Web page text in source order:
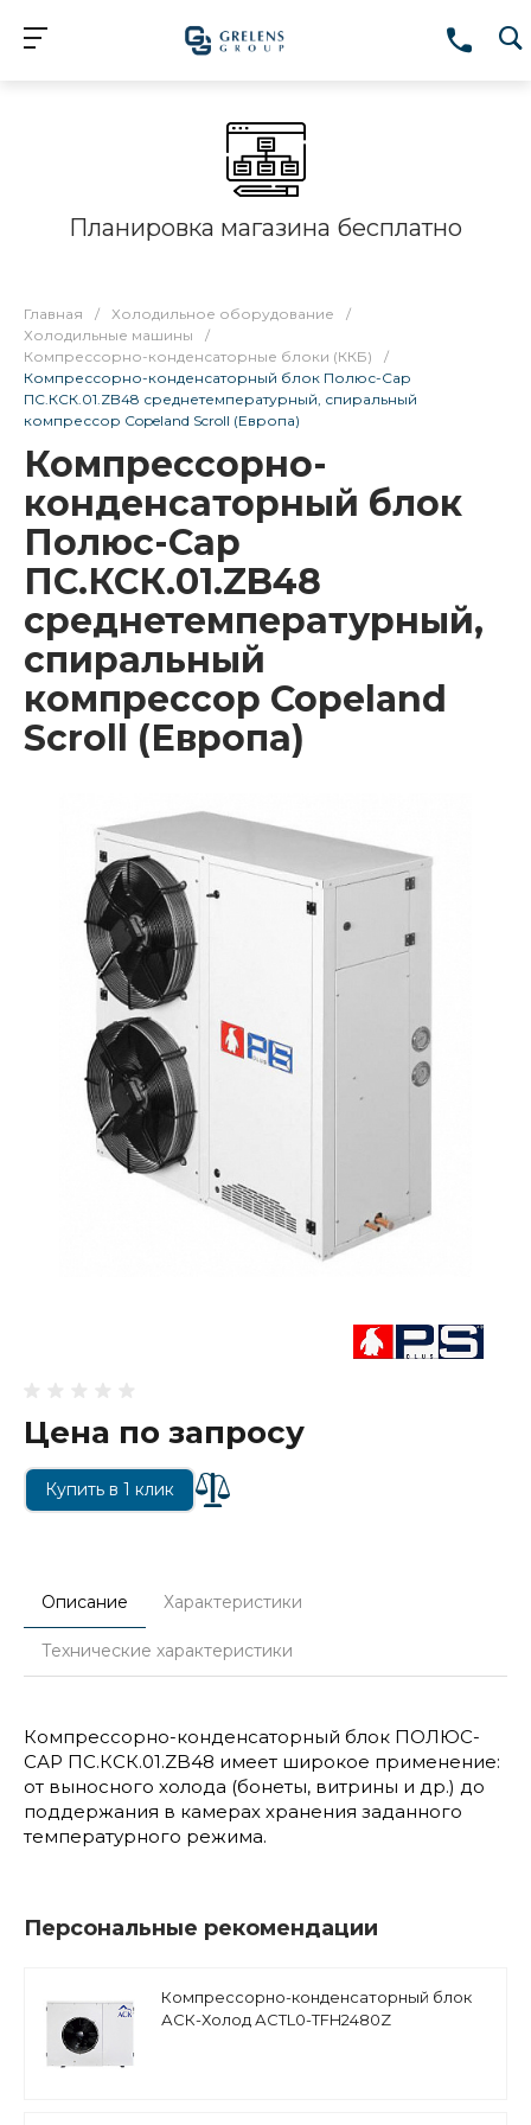
Планировка магазина бесплатно
Главная / Холодильное оборудование
/
Холодильные машины
/
Компрессорно-конденсаторные блоки (ККБ)
/
Компрессорно-конденсаторный блок Полюс-Сар
ПС.КСК.01.ZB48 среднетемпературный, спиральный
компрессор Copeland Scroll (Европа)
Компрессорно-
конденсаторный блок
Полюс-Сар
ПС.КСК.01.ZB48
среднетемпературный,
спиральный
компрессор Copeland
Scroll (Европа)
Цена по запросу
Купить в 1 клик
Описание Характеристики
Технические характеристики
Компрессорно-конденсаторный блок ПОЛЮС-
САР ПС.КСК.01.ZB48 имеет широкое применение:
от выносного холода (бонеты, витрины и др.) до
поддержания в камерах хранения заданного
температурного режима.
Персональные рекомендации
Компрессорно-конденсаторный блок
АСК-Холод АCTL0-TFH2480Z